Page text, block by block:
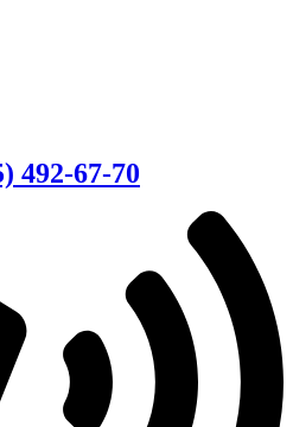
492-67-70